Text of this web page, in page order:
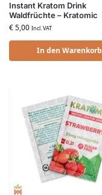
Instant Kratom Drink
Waldfrüchte – Kratomic
€5,00 Incl. VAT
In den Warenkorb